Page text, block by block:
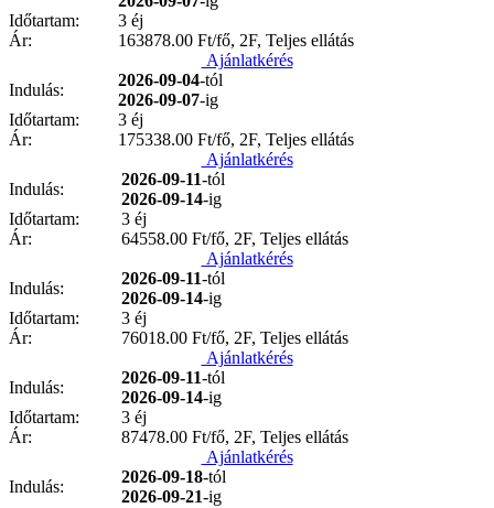
Időtartam:
3 éj
Ár:
163878.00 Ft/fő, 2F, Teljes ellátás
Ajánlatkérés
Indulás:
2026-09-04-tól
2026-09-07-ig
Időtartam:
3 éj
Ár:
175338.00 Ft/fő, 2F, Teljes ellátás
Ajánlatkérés
Indulás:
2026-09-11-tól
2026-09-14-ig
Időtartam:
3 éj
Ár:
64558.00 Ft/fő, 2F, Teljes ellátás
Ajánlatkérés
Indulás:
2026-09-11-tól
2026-09-14-ig
Időtartam:
3 éj
Ár:
76018.00 Ft/fő, 2F, Teljes ellátás
Ajánlatkérés
Indulás:
2026-09-11-tól
2026-09-14-ig
Időtartam:
3 éj
Ár:
87478.00 Ft/fő, 2F, Teljes ellátás
Ajánlatkérés
Indulás:
2026-09-18-tól
2026-09-21-ig